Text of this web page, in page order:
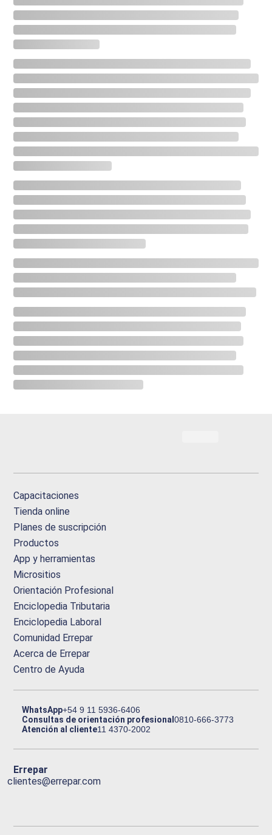
Capacitaciones
Tienda online
Planes de suscripción
Productos
App y herramientas
Micrositios
Orientación Profesional
Enciclopedia Tributaria
Enciclopedia Laboral
Comunidad Errepar
Acerca de Errepar
Centro de Ayuda
WhatsApp+54 9 11 5936-6406
Consultas de orientación profesional0810-666-3773
Atención al cliente11 4370-2002
Errepar
clientes@errepar.com